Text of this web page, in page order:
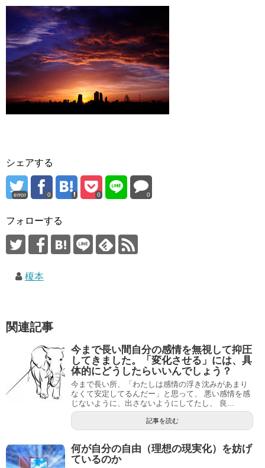
シェアする
error 0 0 0
フォローする
榎本
関連記事
今まで長い間自分の感情を無視して抑圧
してきました。「変化させる」には、具
体的にどうしたらいいんでしょう？
今まで長い所、「わたしは感情の浮き沈みがあまり
なくて安定してるんだー」と思って、 悪い感情を感
じないように、出さないようにしてたし、 良...
記事を読む
何が自分の自由（理想の現実化）を妨げ
ているのか